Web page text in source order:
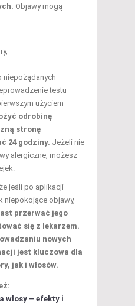
Objawy mogą
niepożądanych
testu
użyciem
odrobinę
stronę
24 godziny. Jeżeli nie
alergiczne, możesz
jeśli po aplikacji
niepokojące objawy,
przerwać jego
się z lekarzem.
nowych
jest kluczowa dla
jak i włosów.
włosy – efekty i